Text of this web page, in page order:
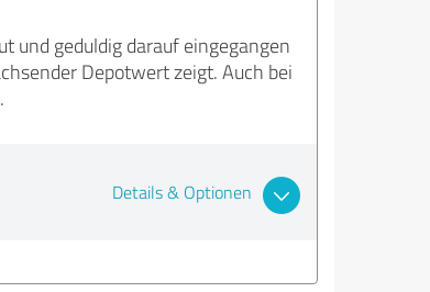
und geduldig darauf eingegangen
Depotwert zeigt. Auch bei
Details & Optionen